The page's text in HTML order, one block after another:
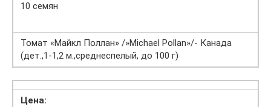
10 семян
Томат «Майкл Поллан» /»Michael Pollan»/- Канада
(дет.,1-1,2 м.,среднеспелый, до 100 г)
Цена: